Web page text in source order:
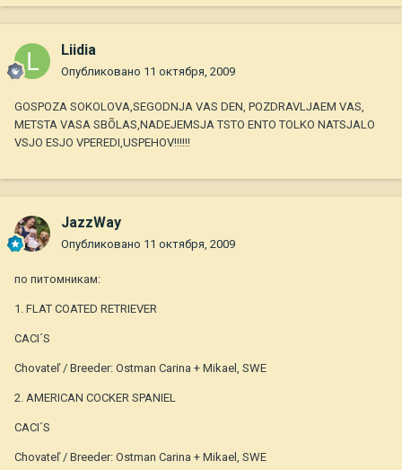
Liidia
Опубликовано 11 октября, 2009
GOSPOZA SOKOLOVA,SEGODNJA VAS DEN, POZDRAVLJAEM VAS,
METSTA VASA SBÕLAS,NADEJEMSJA TSTO ENTO TOLKO NATSJALO
VSJO ESJO VPEREDI,USPEHOV!!!!!!
JazzWay
Опубликовано 11 октября, 2009
по питомникам:
1. FLAT COATED RETRIEVER
CACI´S
Chovateľ / Breeder: Ostman Carina + Mikael, SWE
2. AMERICAN COCKER SPANIEL
CACI´S
Chovateľ / Breeder: Ostman Carina + Mikael, SWE